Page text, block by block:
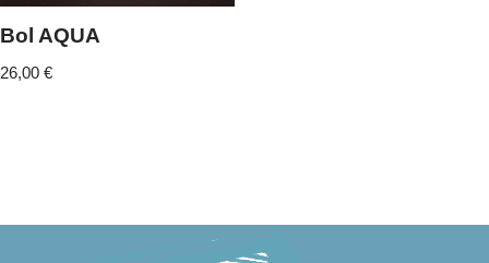
Bol AQUA
26,00 €